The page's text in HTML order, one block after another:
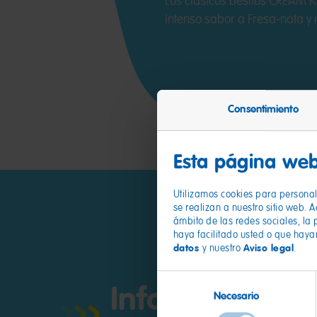
Consentimiento
Esta página
Utilizamos cookies para
se realizan a nuestro sitio web.
ámbito de las redes sociales, la
haya facilitado usted o que
datos y nuestro Aviso legal.
de
consentimiento
Necesario
intenso sabor a Fresa-nata y
Información